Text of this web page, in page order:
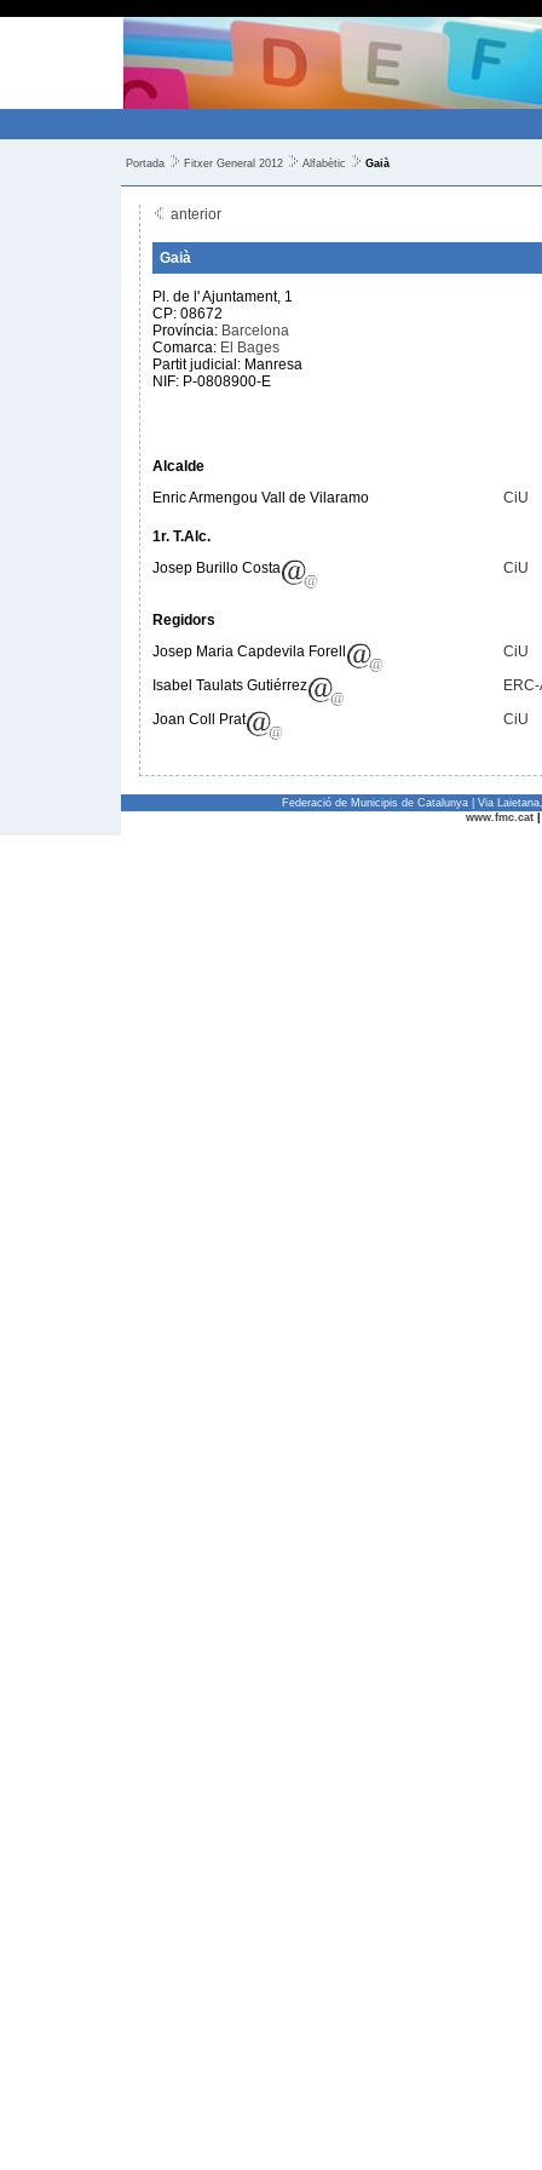
Portada Fitxer General 2012 Alfabètic Gaià
anterior
Gaià
Pl. de l' Ajuntament, 1
CP: 08672
Província: Barcelona
Comarca: El Bages
Partit judicial: Manresa
NIF: P-0808900-E
Alcalde
Enric Armengou Vall de Vilaramo
CiU
1r. T.Alc.
Josep Burillo Costa
CiU
Regidors
Josep Maria Capdevila Forell
CiU
Isabel Taulats Gutiérrez
Joan Coll Prat
CiU
Federació de Municipis de Catalunya | Via
www.fmc.cat